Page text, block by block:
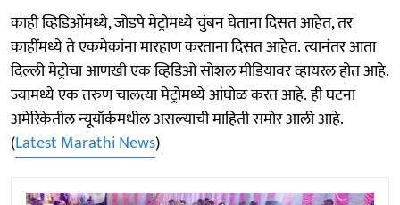
काही व्हिडिओंमध्ये, जोडपे मेट्रोमध्ये चुंबन घेताना दिसत आहेत, तर
काहींमध्ये ते एकमेकांना मारहाण करताना दिसत आहेत. त्यानंतर आता
दिल्ली मेट्रोचा आणखी एक व्हिडिओ सोशल मीडियावर व्हायरल होत आहे.
ज्यामध्ये एक तरुण चालत्या मेट्रोमध्ये आंघोळ करत आहे. ही घटना
अमेरिकेतील न्यूयॉर्कमधील असल्याची माहिती समोर आली आहे.
(Latest Marathi News)